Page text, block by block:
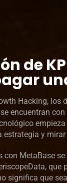
de
Hacking,
encuentran
estrategia y
con MetaBase
significa que